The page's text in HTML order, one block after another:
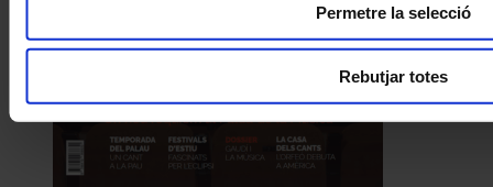
Permetre la selecció
Rebutjar totes